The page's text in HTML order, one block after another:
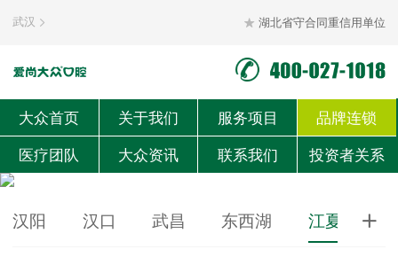
武汉   湖北省守合同重信用单位
大众首页 关于我们 服务项目
品牌连锁
医疗团队
大众资讯 联系我们 投资者关系
汉阳 汉口 武昌 东西湖 江夏 